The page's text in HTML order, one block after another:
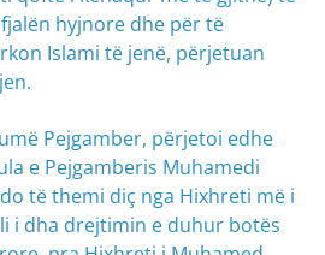
hyjnore dhe për të
Islami të jenë, përjetuan
Pejgamber, përjetoi edhe
e Pejgamberis Muhamedi
të themi diç nga Hixhreti më i
i dha drejtimin e duhur botës